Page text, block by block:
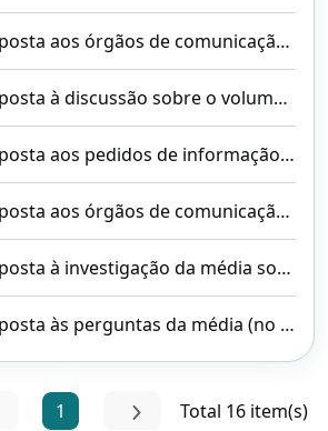
aos órgãos de comunicação social sobre o apoio ao sector da aviação civil
sobre o volume do som dos aviões e consultas dos meios de comunicação social pelos residentes de Macau nas redes sociais (Actualizada)
de informação dos meios de comunicação social sobre as estações de monitorização de ruído aeronáutico
órgãos de comunicação social sobre a abertura de rotas aéreas internacionais
investigação da média sobre dois casos de violação da segurança da aviação
às perguntas da média (no B737-8)
1 Total 16 item(s)